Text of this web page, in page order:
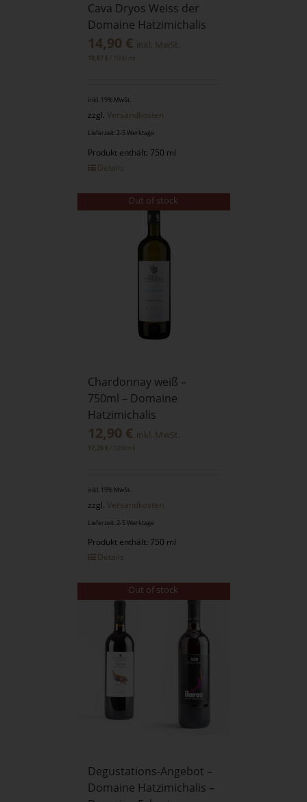
Cava Dryos Weiss der
Domaine Hatzimichalis
14,90 € inkl. MwSt.
19,87 €/ 1000
inkl. 19% MwSt.
zzgl. Versandkosten
Lieferzeit: 2-5 Werktage
Produkt enthält: 750 ml
Details
Out of stock
Chardonnay weiß –
750ml – Domaine
Hatzimichalis
12,90 € inkl. MwSt.
17,20 €/ 1000
inkl. 19% MwSt.
zzgl. Versandkosten
Lieferzeit: 2-5 Werktage
Produkt enthält: 750 ml
Details
Out of stock
Degustations-Angebot –
Domaine Hatzimichalis –